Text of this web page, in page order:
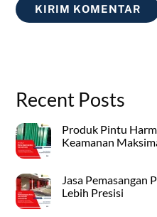
Recent Posts
Produk Pintu
Keamanan
Jasa Pemasangan
Lebih Presisi